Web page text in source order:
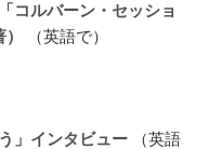
コルバーン・セッショ
（英語で）
」インタビュー （英語